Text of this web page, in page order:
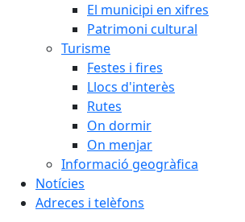
El municipi en xifres
Patrimoni cultural
Turisme
Festes i fires
Llocs d'interès
Rutes
On dormir
On menjar
Informació geogràfica
Notícies
Adreces i telèfons